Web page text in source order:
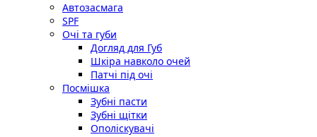
Автозасмага
SPF
Очі та губи
Догляд для Губ
Шкіра навколо очей
Патчі під очі
Посмішка
Зубні пасти
Зубні щітки
Ополіскувачі